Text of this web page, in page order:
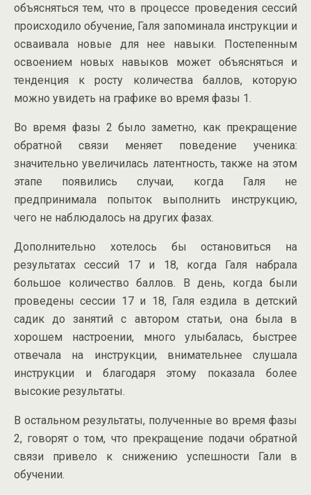
объясняться тем, что в процессе проведения сессий
происходило обучение, Галя запоминала инструкции и
осваивала новые для нее навыки. Постепенным
освоением новых навыков может объясняться и
тенденция к росту количества баллов, которую
можно увидеть на графике во время фазы 1.
Во время фазы 2 было заметно, как прекращение
обратной связи меняет поведение ученика:
значительно увеличилась латентность, также на этом
этапе появились случаи, когда Галя не
предпринимала попыток выполнить инструкцию,
чего не наблюдалось на других фазах.
Дополнительно хотелось бы остановиться на
результатах сессий 17 и 18, когда Галя набрала
большое количество баллов. В день, когда были
проведены сессии 17 и 18, Галя ездила в детский
садик до занятий с автором статьи, она была в
хорошем настроении, много улыбалась, быстрее
отвечала на инструкции, внимательнее слушала
инструкции и благодаря этому показала более
высокие результаты.
В остальном результаты, полученные во время фазы
2, говорят о том, что прекращение подачи обратной
связи привело к снижению успешности Гали в
обучении.